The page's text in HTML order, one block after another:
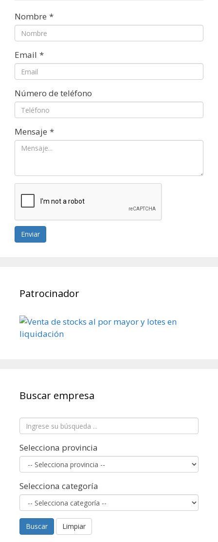
Nombre *
Email *
Número de teléfono
Mensaje *
Enviar
Patrocinador
Buscar empresa
Selecciona provincia
Selecciona categoría
Buscar Limpiar